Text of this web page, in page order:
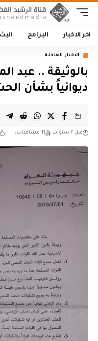
اخر الاخبار البرامج
الاخبار العاجلة
بالوثيقة .. عبد
ديوانياً بشأن
قبل 7 سنوات 11 مشاهدات